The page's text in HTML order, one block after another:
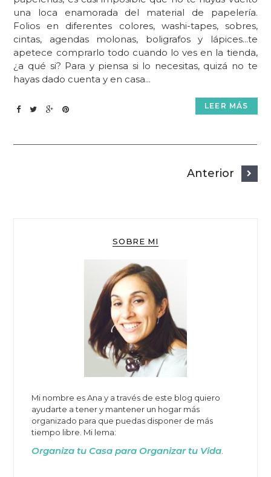
una loca enamorada del material de papelería.
Folios en diferentes colores, washi-tapes, sobres,
cintas, agendas molonas, boligrafos y lápices...te
apetece comprarlo todo cuando lo ves en la tienda,
¿a qué si? Para y piensa si lo necesitas, quizá no te
hayas dado cuenta y en casa...
LEER MÁS
Anterior
SOBRE MI
Mi nombre es Ana y a través de este blog quiero
ayudarte a tener y mantener un hogar más
organizado para que puedas disponer de más
tiempo libre. Mi lema:
Organiza tu Casa para Organizar tu Vida